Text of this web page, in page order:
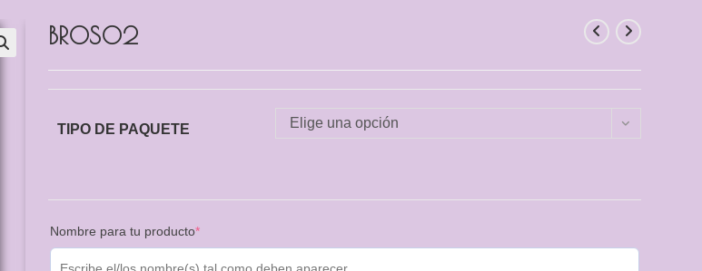
BROS02
TIPO DE PAQUETE Elige una opción
Nombre para tu producto*